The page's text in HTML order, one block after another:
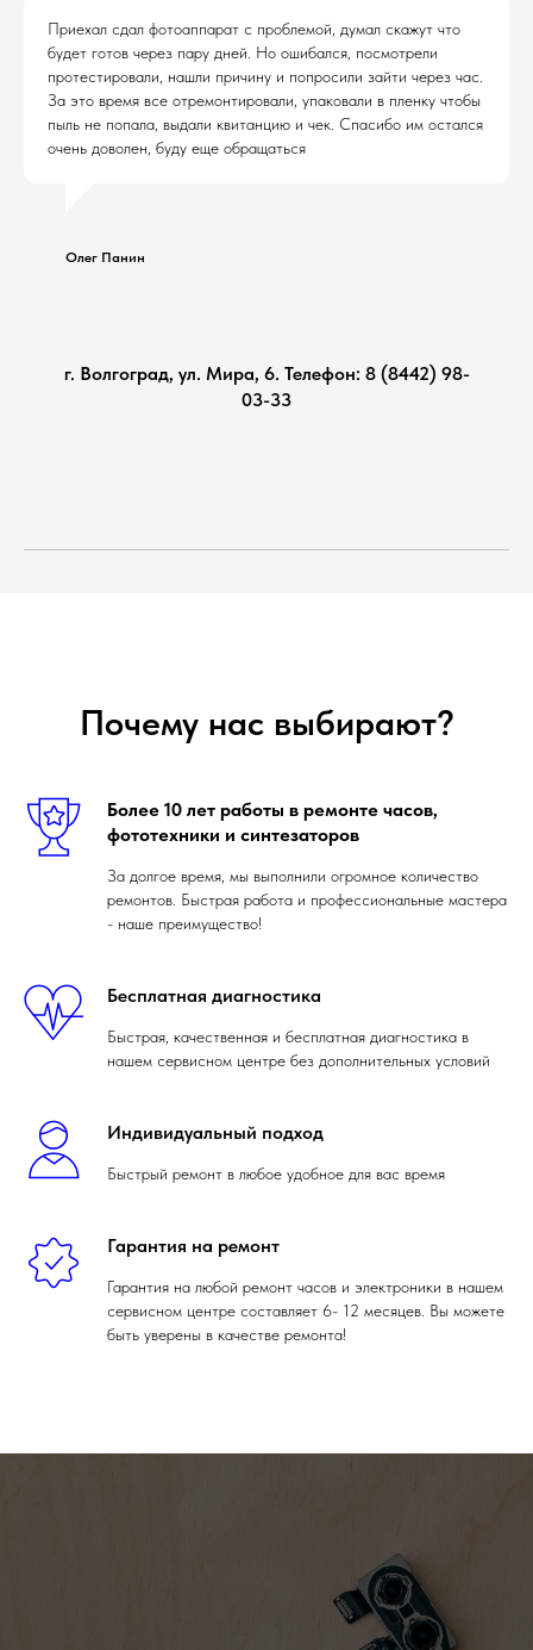
Приехал сдал фотоаппарат с проблемой, думал скажут что
будет готов через пару дней. Но ошибался, посмотрели
протестировали, нашли причину и попросили зайти через час.
За это время все отремонтировали, упаковали в пленку чтобы
пыль не попала, выдали квитанцию и чек. Спасибо им остался
очень доволен, буду еще обращаться
Олег Панин
г. Волгоград, ул. Мира, 6. Телефон: 8 (8442) 98-
03-33
Почему нас выбирают?
Более 10 лет работы в ремонте часов,
фототехники и синтезаторов
За долгое время, мы выполнили огромное количество
ремонтов. Быстрая работа и профессиональные мастера
- наше преимущество!
Бесплатная диагностика
Быстрая, качественная и бесплатная диагностика в
нашем сервисном центре без дополнительных условий
Индивидуальный подход
Быстрый ремонт в любое удобное для вас время
Гарантия на ремонт
Гарантия на любой ремонт часов и электроники в нашем
сервисном центре составляет 6- 12 месяцев. Вы можете
быть уверены в качестве ремонта!